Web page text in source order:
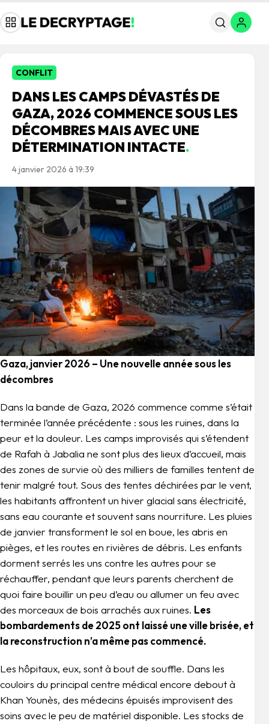
CONFLIT
DANS LES CAMPS DÉVASTÉS DE
GAZA, 2026 COMMENCE SOUS LES
DÉCOMBRES MAIS AVEC UNE
DÉTERMINATION INTACTE.
4 janvier 2026 à 19:39
Gaza, janvier 2026 – Une nouvelle année sous les
décombres
Dans la bande de Gaza, 2026 commence comme s’était
terminée l’année précédente : sous les ruines, dans la
peur et la douleur. Les camps improvisés qui s’étendent
de Rafah à Jabalia ne sont plus des lieux d’accueil, mais
des zones de survie où des milliers de familles tentent de
tenir malgré tout. Sous des tentes déchirées par le vent,
les habitants affrontent un hiver glacial sans électricité,
sans eau courante et souvent sans nourriture. Les pluies
de janvier transforment le sol en boue, les abris en
pièges, et les routes en rivières de débris. Les enfants
dorment serrés les uns contre les autres pour se
réchauffer, pendant que leurs parents cherchent de
quoi faire bouillir un peu d’eau ou allumer un feu avec
des morceaux de bois arrachés aux ruines. Les
bombardements de 2025 ont laissé une ville brisée, et
la reconstruction n’a même pas commencé.
Les hôpitaux, eux, sont à bout de souffle. Dans les
couloirs du principal centre médical encore debout à
Khan Younès, des médecins épuisés improvisent des
soins avec le peu de matériel disponible. Les stocks de